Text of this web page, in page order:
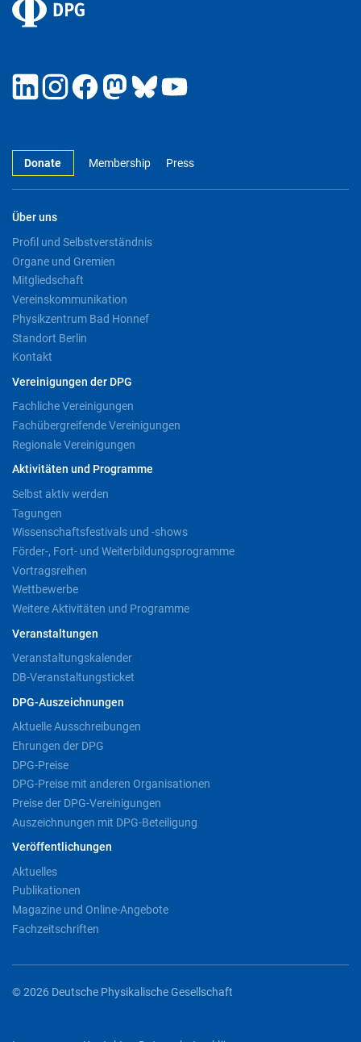
Donate Membership Press
Über uns
Profil und Selbstverständnis
Organe und Gremien
Mitgliedschaft
Vereinskommunikation
Physikzentrum Bad Honnef
Standort Berlin
Kontakt
Vereinigungen der DPG
Fachliche Vereinigungen
Fachübergreifende Vereinigungen
Regionale Vereinigungen
Aktivitäten und Programme
Selbst aktiv werden
Tagungen
Wissenschaftsfestivals und -shows
Förder-, Fort- und Weiterbildungsprogramme
Vortragsreihen
Wettbewerbe
Weitere Aktivitäten und Programme
Veranstaltungen
Veranstaltungskalender
DB-Veranstaltungsticket
DPG-Auszeichnungen
Aktuelle Ausschreibungen
Ehrungen der DPG
DPG-Preise
DPG-Preise mit anderen Organisationen
Preise der DPG-Vereinigungen
Auszeichnungen mit DPG-Beteiligung
Veröffentlichungen
Aktuelles
Publikationen
Magazine und Online-Angebote
Fachzeitschriften
© 2026 Deutsche Physikalische Gesellschaft